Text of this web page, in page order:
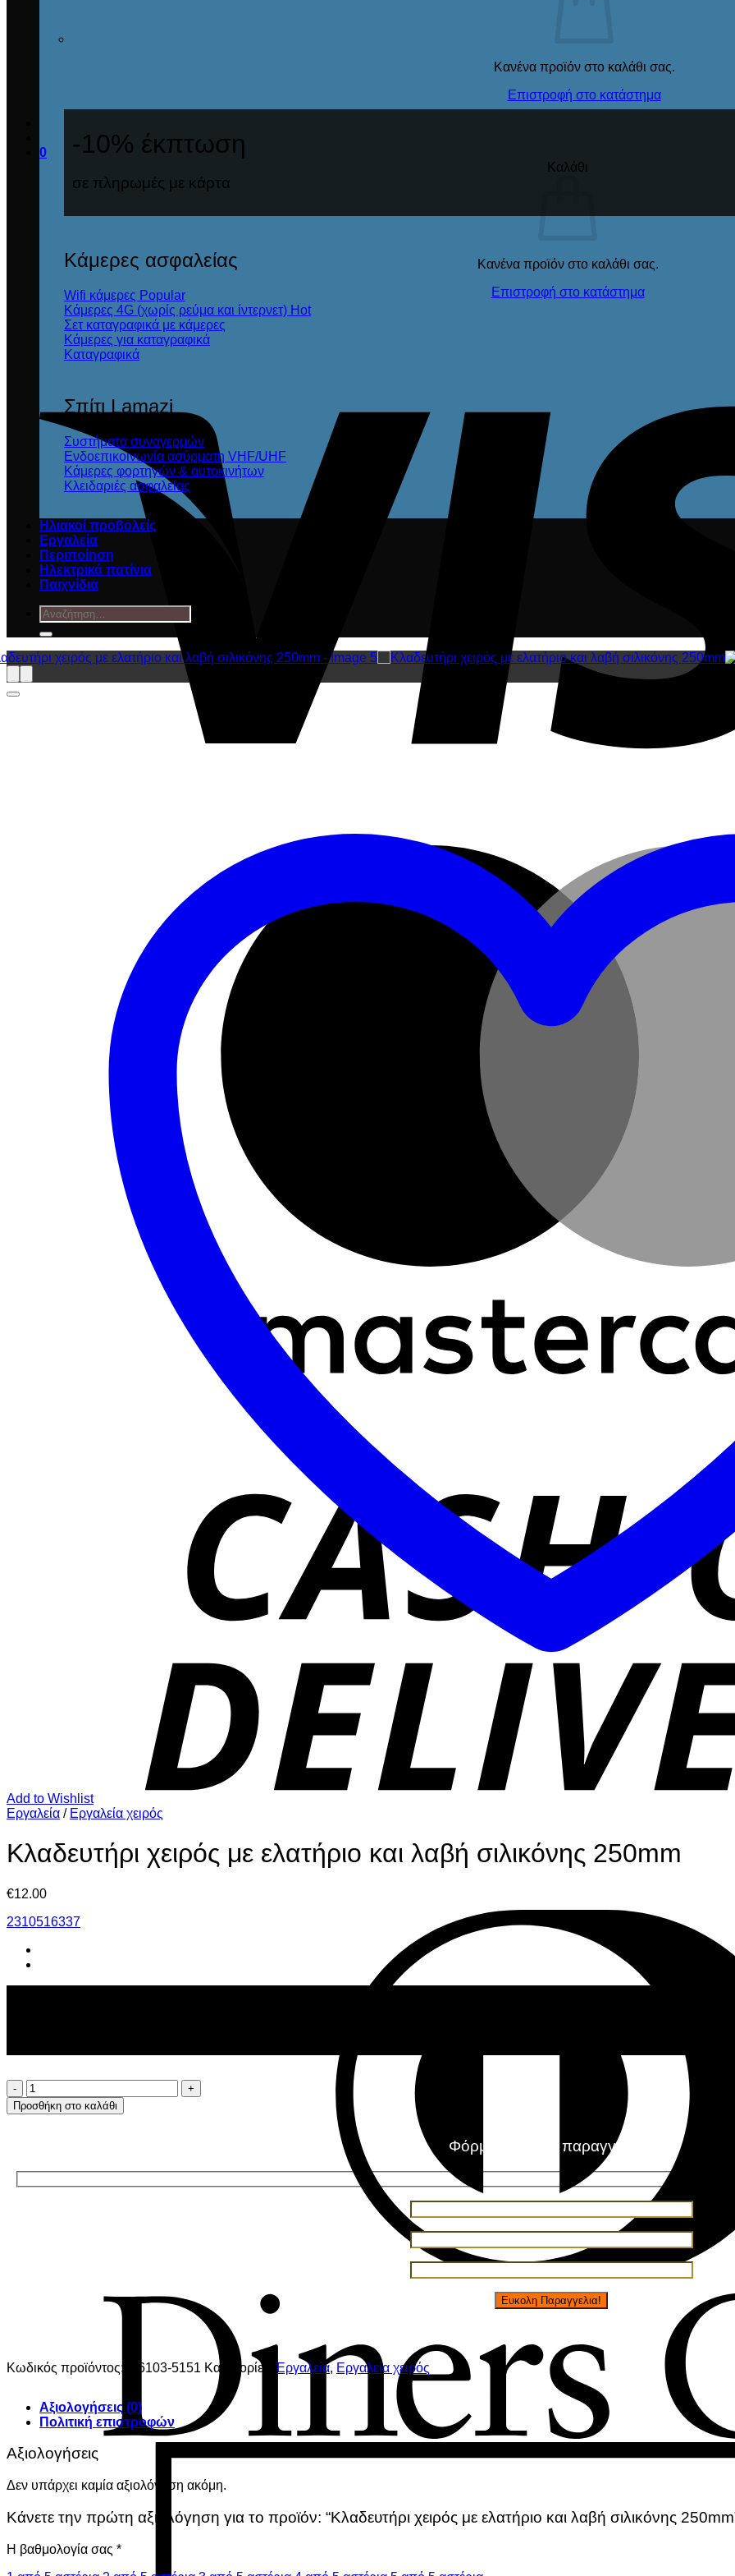
Κανένα προϊόν στο καλάθι σας.
Επιστροφή στο κατάστημα
0
Καλάθι
Κανένα προϊόν στο καλάθι σας.
Επιστροφή στο κατάστημα
-10% έκπτωση
σε πληρωμές με κάρτα
Κάμερες ασφαλείας
Wifi κάμερες
Κάμερες 4G (χωρίς ρεύμα και ίντερνετ)
Σετ καταγραφικά με κάμερες
Κάμερες για καταγραφικά
Καταγραφικά
Σπίτι Lamazi
Συστήματα συναγερμών
Ενδοεπικοινωνία ασύρματη VHF/UHF
Κάμερες φορτηγών & αυτοκινήτων
Κλειδαριές ασφαλείας
Ηλιακοί προβολείς
Εργαλεία
Περιποίηση
Ηλεκτρικά πατίνια
Παιχνίδια
Αναζήτηση
για:
Add to Wishlist
Εργαλεία / Εργαλεία χειρός
Κλαδευτήρι χειρός με ελατήριο και λαβή σιλικόνης 250mm
€12.00
2310516337
Κλαδευτήρι
χειρός
με
σιλικόνης
250mm
Προσθήκη στο καλάθι
Φόρμα εύκολης παραγγελίας!
Κωδικός προϊόντος: LI6103-5151 Κατηγορίες: Εργαλεία, Εργαλεία χειρός
Αξιολογήσεις (0)
Πολιτική επιστροφών
Αξιολογήσεις
Δεν υπάρχει καμία αξιολόγηση ακόμη.
Κάνετε την πρώτη αξιολόγηση για το προϊόν: “Κλαδευτήρι χειρός με ελατήριο και λαβή σιλικόνης
Η βαθμολογία σας *